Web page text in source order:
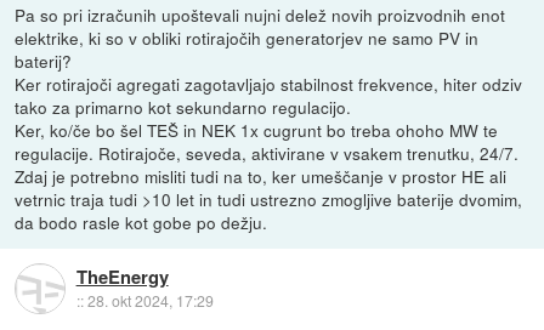
Pa so pri izračunih upoštevali nujni delež novih proizvodnih enot
elektrike, ki so v obliki rotirajočih generatorjev ne samo PV in
baterij?
Ker rotirajoči agregati zagotavljajo stabilnost frekvence, hiter odziv
tako za primarno kot sekundarno regulacijo.
Ker, ko/če bo šel TEŠ in NEK 1x cugrunt bo treba ohoho MW te
regulacije. Rotirajoče, seveda, aktivirane v vsakem trenutku, 24/7.
Zdaj je potrebno misliti tudi na to, ker umeščanje v prostor HE ali
vetrnic traja tudi >10 let in tudi ustrezno zmogljive baterije dvomim,
da bodo rasle kot gobe po dežju.
TheEnergy
::28. okt 2024, 17:29